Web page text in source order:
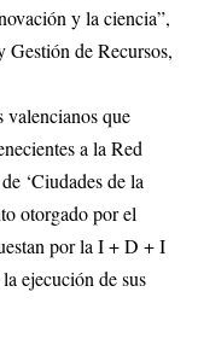
y la ciencia”,
de Recursos,
que
a la Red
‘Ciudades de la
otorgado por el
por la I + D + I
ejecución de sus